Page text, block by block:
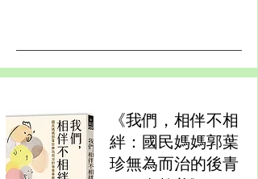
《我們，相伴不相
絆：國民媽媽郭葉
珍無為而治的後青